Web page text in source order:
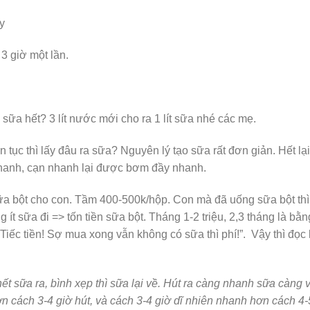
giờ một lần.
hết? 3 lít nước mới cho ra 1 lít sữa nhé các mẹ.
tục thì lấy đâu ra sữa? Nguyên lý tạo sữa rất đơn giản. Hết lại
cạn nhanh lại được bơm đầy nhanh.
bột cho con. Tầm 400-500k/hộp. Con mà đã uống sữa bột thì
ít sữa đi => tốn tiền sữa bột. Tháng 1-2 triệu, 2,3 tháng là
tiền! Sợ mua xong vẫn không có sữa thì phí!”. Vậy thì đọc
sữa ra, bình xẹp thì sữa lại về. Hút ra càng nhanh sữa càng
cách 3-4 giờ hút, và cách 3-4 giờ dĩ nhiên nhanh hơn cách 4-